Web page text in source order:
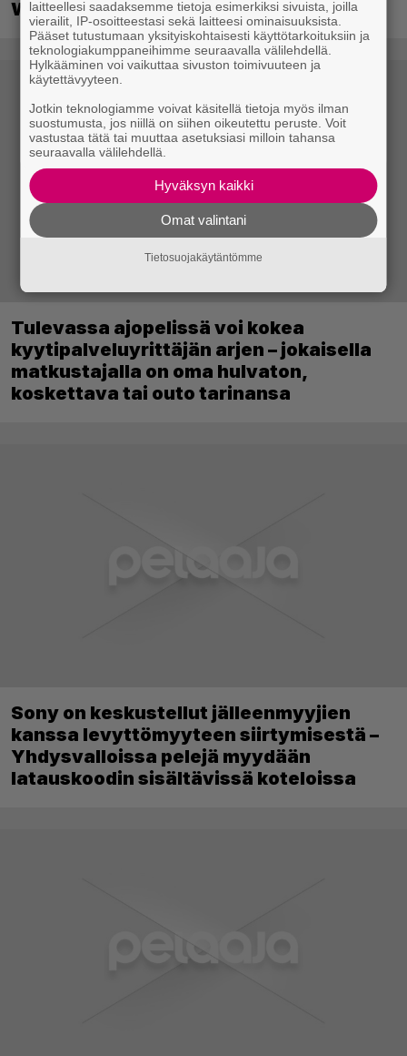
Wolfenstein-kehittäjiltä
Tulevassa ajopelissä voi kokea
kyytipalveluyrittäjän arjen – jokaisella
matkustajalla on oma hulvaton,
koskettava tai outo tarinansa
Sony on keskustellut jälleenmyyjien
kanssa levyttömyyteen siirtymisestä –
Yhdysvalloissa pelejä myydään
latauskoodin sisältävissä koteloissa
laitteellesi saadaksemme tietoja esimerkiksi sivuista, joilla
vierailit, IP-osoitteestasi sekä laitteesi ominaisuuksista.
Pääset tutustumaan yksityiskohtaisesti käyttötarkoituksiin ja
teknologiakumppaneihimme seuraavalla välilehdellä.
Hylkääminen voi vaikuttaa sivuston toimivuuteen ja
käytettävyyteen.
Jotkin teknologiamme voivat käsitellä tietoja myös ilman
suostumusta, jos niillä on siihen oikeutettu peruste. Voit
vastustaa tätä tai muuttaa asetuksiasi milloin tahansa
seuraavalla välilehdellä.
Hyväksyn kaikki
Omat valintani
Tietosuojakäytäntömme